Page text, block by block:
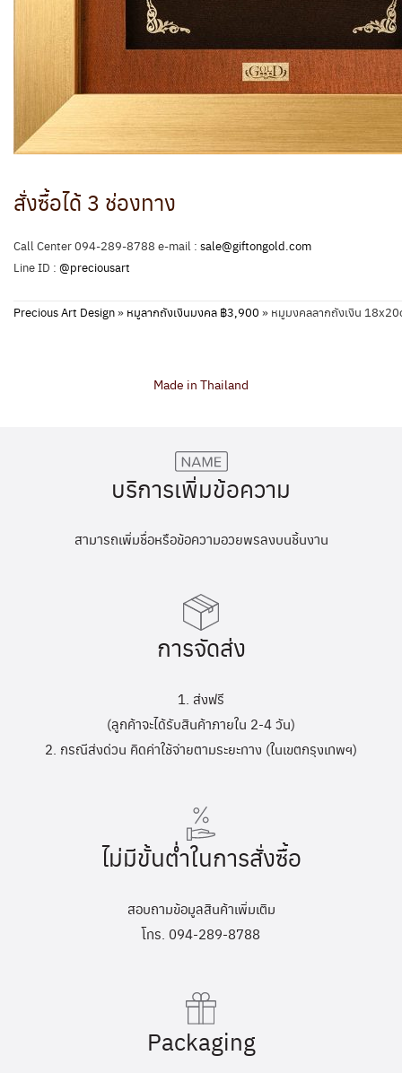
สั่งซื้อได้ 3 ช่องทาง
Call Center 094-289-8788 e-mail : sale@giftongold.com
Line ID : @preciousart
Precious Art Design» หมูลากถังเงินมงคล ฿3,900 » หมูมงคลลากถังเงิน
Made in Thailand
บริการเพิ่มข้อความ
สามารถเพิ่มชื่อหรือข้อความอวยพรลงบนชิ้นงาน
การจัดส่ง
1. ส่งฟรี
(ลูกค้าจะได้รับสินค้าภายใน 2-4 วัน)
2. กรณีส่งด่วน คิดค่าใช้จ่ายตามระยะทาง (ในเขตกรุงเทพฯ)
ไม่มีขั้นต่ำในการสั่งซื้อ
สอบถามข้อมูลสินค้าเพิ่มเติม
โทร. 094-289-8788
Packaging